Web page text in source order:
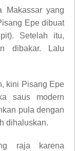
Makassar yang
Epe dibuat
Setelah itu,
dibakar. Lalu
kini Pisang Epe
saus modern
pula dengan
dihaluskan.
raja karena